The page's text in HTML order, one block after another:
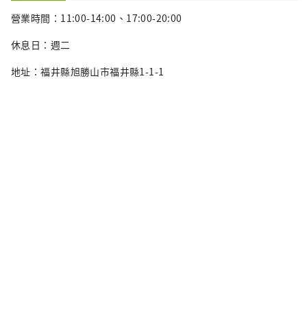
營業時間：11:00-14:00、17:00-20:00
休息日：週二
地址：福井縣旭勝山市福井縣1-1-1